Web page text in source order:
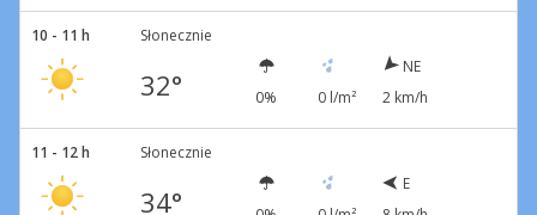
10 - 11 h Słonecznie
32° 0% 0 l/m²
NE
2 km/h
11 - 12 h Słonecznie
34°
E